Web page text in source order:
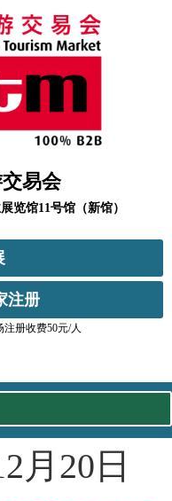
易会
览馆11号馆（新馆）
注册
册收费50元/人
月20日